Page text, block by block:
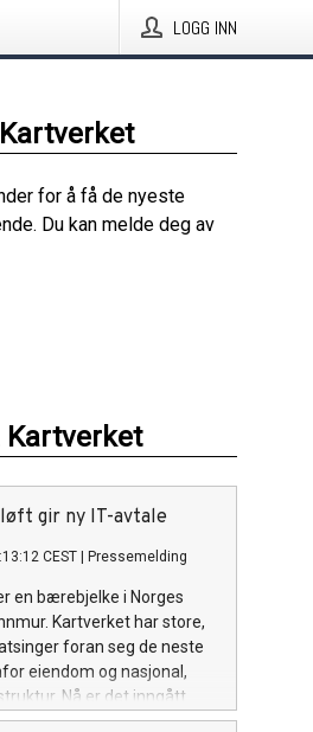
LOGG INN
for å få de nyeste
Du kan melde deg av
Kartverket
gir ny IT-avtale
CEST Pressemelding
en bærebjelke i Norges
Kartverket har store,
foran seg de neste
eiendom og nasjonal,
Nå er det inngått
leverandører som støtte i